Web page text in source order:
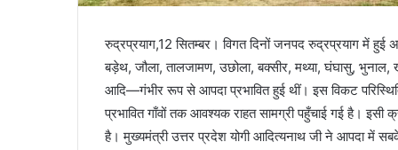
रुद्रप्रयाग,12 सितम्बर। विगत दिनों जनपद रुद्रप्रयाग में
बड़ेथ, जौला, तालजामण, उछोला, बक्सीर, मथ्या, घंघासु, भुनाल,
आदि—गंभीर रूप से आपदा प्रभावित हुई थीं। इस विकट परिस्थिति
प्रभावित गाँवों तक आवश्यक राहत सामग्री पहुँचाई गई है।
है। मुख्यमंत्री उत्तर प्रदेश योगी आदित्यनाथ जी ने आपदा में